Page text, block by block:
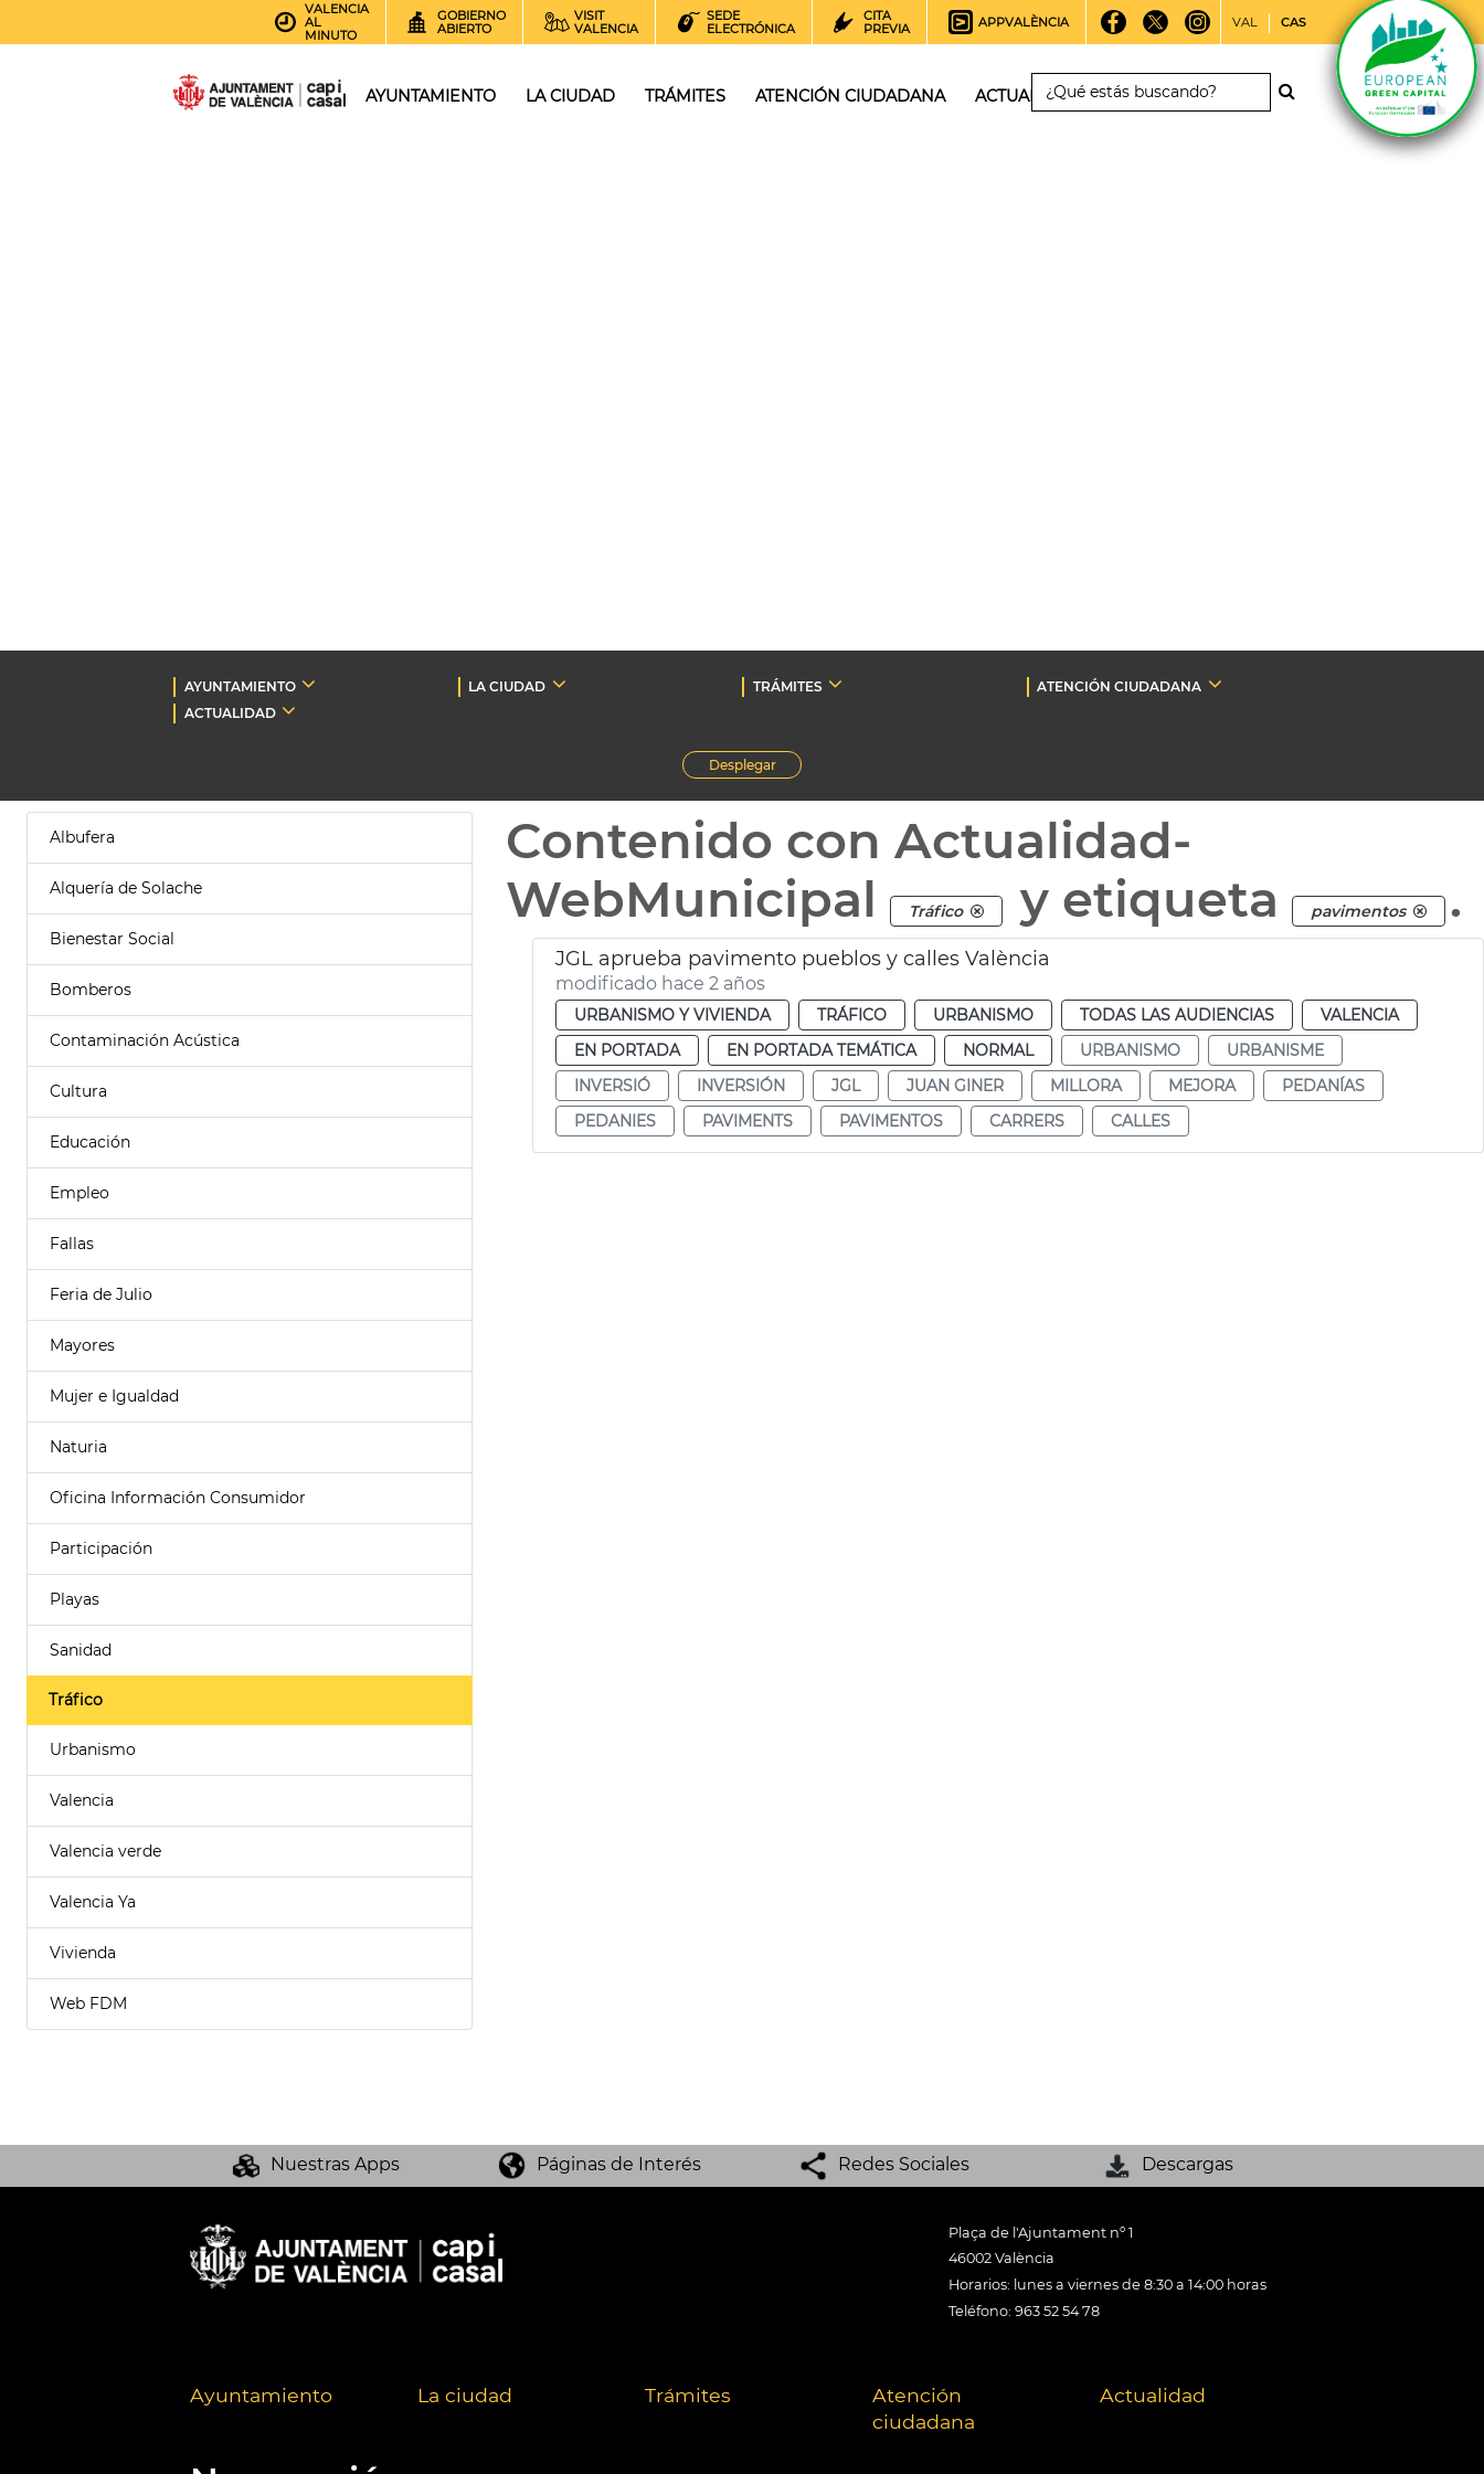
VALENCIA
AL
MINUTO
GOBIERNO
ABIERTO
VISIT
VALENCIA
SEDE
ELECTRÓNICA
CITA
PREVIA
APPVALÈNCIA VAL CAS
AYUNTAMIENTO LA CIUDAD TRÁMITES ATENCIÓN CIUDADANA ACTUALIDAD
AYUNTAMIENTO LA CIUDAD TRÁMITES
ATENCIÓN CIUDADANA
ACTUALIDAD
Desplegar
Albufera
Alquería de Solache
Bienestar Social
Bomberos
Contaminación Acústica
Cultura
Educación
Empleo
Fallas
Feria de Julio
Mayores
Mujer e Igualdad
Naturia
Oficina Información Consumidor
Participación
Playas
Sanidad
Tráfico
Urbanismo
Valencia
Valencia verde
Valencia Ya
Vivienda
Web FDM
Contenido con Actualidad-
WebMunicipal
Tráfico y etiqueta pavimentos .
JGL aprueba pavimento pueblos y calles València
modificado hace 2 años
URBANISMO Y VIVIENDA TRÁFICO URBANISMO TODAS LAS AUDIENCIAS
VALENCIA
EN PORTADA
EN PORTADA TEMÁTICA NORMAL URBANISMO
URBANISME
INVERSIÓ
INVERSIÓN JGL JUAN GINER MILLORA MEJORA
PEDANÍAS
PEDANIES
PAVIMENTS PAVIMENTOS CARRERS CALLES
Nuestras Apps Páginas de Interés Redes Sociales Descargas
Plaça de l'Ajuntament nº 1
46002 València
Horarios: lunes a viernes de 8:30 a 14:00 horas
Teléfono: 963 52 54 78
Ayuntamiento La ciudad Trámites
Atención
ciudadana
Actualidad